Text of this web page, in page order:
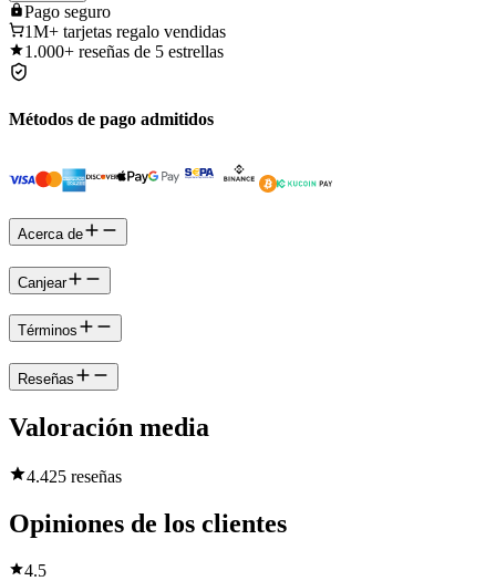
Pago seguro
1M+ tarjetas regalo vendidas
1.000+ reseñas de 5 estrellas
Métodos de pago admitidos
Acerca de
Canjear
Términos
Reseñas
Valoración media
4.425 reseñas
Opiniones de los clientes
4.5